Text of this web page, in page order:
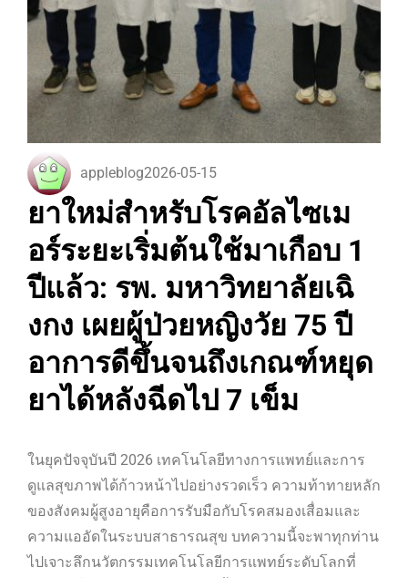
appleblog2026-05-15
ยาใหม่สำหรับโรคอัลไซเม
อร์ระยะเริ่มต้นใช้มาเกือบ 1
ปีแล้ว: รพ. มหาวิทยาลัยเฉิ
งกง เผยผู้ป่วยหญิงวัย 75 ปี
อาการดีขึ้นจนถึงเกณฑ์หยุด
ยาได้หลังฉีดไป 7 เข็ม
ในยุคปัจจุบันปี 2026 เทคโนโลยีทางการแพทย์และการ
ดูแลสุขภาพได้ก้าวหน้าไปอย่างรวดเร็ว ความท้าทายหลัก
ของสังคมผู้สูงอายุคือการรับมือกับโรคสมองเสื่อมและ
ความแออัดในระบบสาธารณสุข บทความนี้จะพาทุกท่าน
ไปเจาะลึกนวัตกรรมเทคโนโลยีการแพทย์ระดับโลกที่